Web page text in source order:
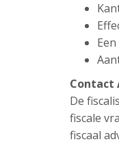
Contact
De
fiscale
fiscaal